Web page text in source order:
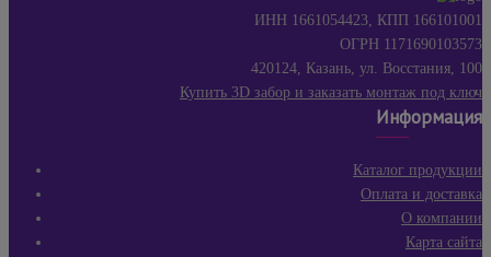
ИНН 1661054423, КПП 166101001
ОГРН 1171690103573
420124, Казань, ул. Восстания, 100
Купить 3D забор и заказать монтаж под ключ
Информация
Каталог продукции
Оплата и доставка
О компании
Карта сайта